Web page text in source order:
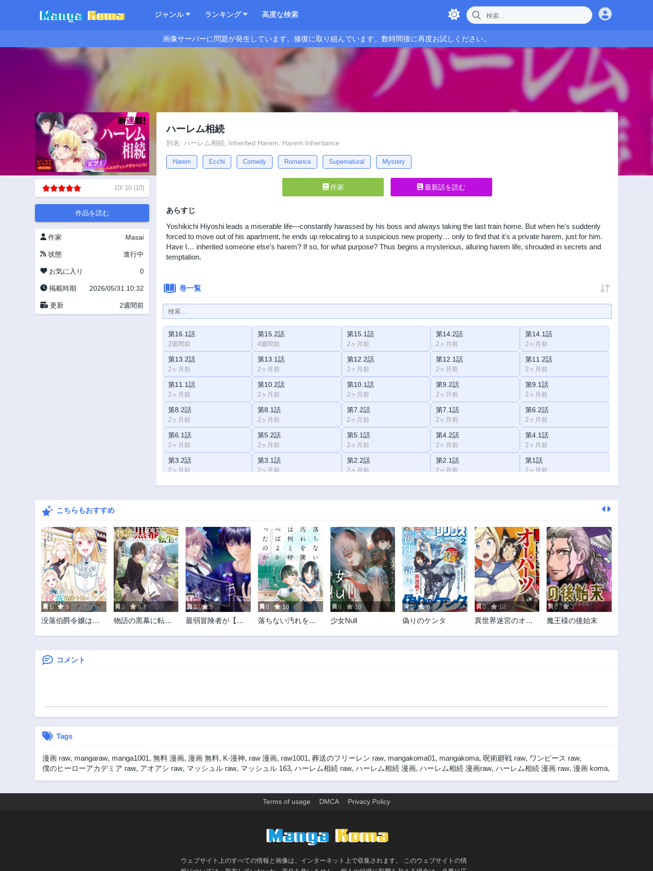
ジャンル ランキング 高度な検索
画像サーバーに問題が発生しています。修復に取り組んでいます。数時間後に再度お試しください。
10/ 10 (10)
作品を読む
作家 Masai
状態 進行中
お気に入り 0
掲載時期 2026/05/31 10:32
更新 2週間前
ハーレム相続
別名: ハーレム相続, Inherited Harem, Harem Inheritance
Harem Ecchi Comedy Romance Supernatural Mystery
作家 最新話を読む
あらすじ
Yoshikichi Hiyoshi leads a miserable life—constantly harassed by his boss and always taking the last train home. But when he's suddenly
forced to move out of his apartment, he ends up relocating to a suspicious new property… only to find that it's a private harem, just for him.
Have I… inherited someone else's harem? If so, for what purpose? Thus begins a mysterious, alluring harem life, shrouded in secrets and
temptation.
巻一覧
第16.1話
2週間前
第15.2話
4週間前
第15.1話
2ヶ月前
第14.2話
2ヶ月前
第14.1話
2ヶ月前
第13.2話
2ヶ月前
第13.1話
2ヶ月前
第12.2話
2ヶ月前
第12.1話
2ヶ月前
第11.2話
2ヶ月前
第11.1話
2ヶ月前
第10.2話
2ヶ月前
第10.1話
2ヶ月前
第9.2話
2ヶ月前
第9.1話
2ヶ月前
第8.2話
2ヶ月前
第8.1話
2ヶ月前
第7.2話
2ヶ月前
第7.1話
2ヶ月前
第6.2話
2ヶ月前
第6.1話
2ヶ月前
第5.2話
2ヶ月前
第5.1話
2ヶ月前
第4.2話
2ヶ月前
第4.1話
2ヶ月前
第3.2話
2ヶ月前
第3.1話
2ヶ月前
第2.2話
2ヶ月前
第2.1話
2ヶ月前
第1話
2ヶ月前
こちらもおすすめ
1 9
没落伯爵令嬢は家
3 8.7
物語の黒幕に転生
0 5
最弱冒険者が【完
レアスキルとカス
0 10
落ちない汚れを僕
0 10
少女Null
0 6
偽りのケンタ
0 10
異世界迷宮のオー
0 3
魔王様の後始末
コメント
Tags
漫画 raw, mangaraw, manga1001, 無料 漫画, 漫画 無料, K-漫神, raw 漫画, raw1001, 葬送のフリーレン raw, mangakoma01, mangakoma, 呪術廻戦 raw, ワンピース raw,
僕のヒーローアカデミア raw, アオアシ raw, マッシュル raw, マッシュル 163, ハーレム相続 raw, ハーレム相続 漫画, ハーレム相続 漫画raw, ハーレム相続 漫画 raw, 漫画 koma,
Terms of usage DMCA Privacy Policy
ウェブサイト上のすべての情報と画像は、インターネット上で収集されます。 このウェブサイトの情